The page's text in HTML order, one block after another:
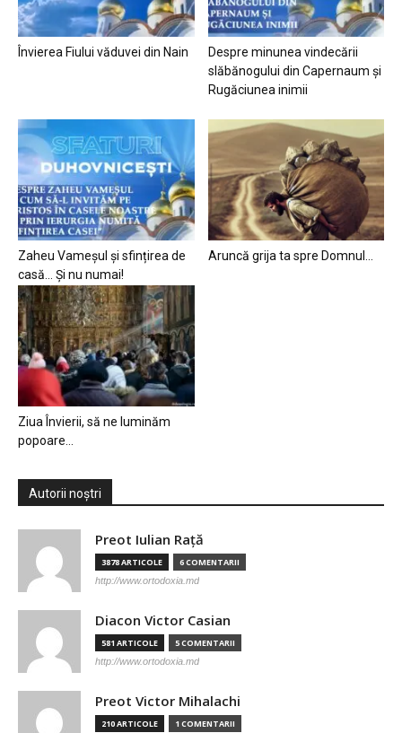
Învierea Fiului văduvei din Nain
Despre minunea vindecării
slăbănogului din Capernaum și
Rugăciunea inimii
Zaheu Vameșul și sfințirea de
casă… Și nu numai!
Aruncă grija ta spre Domnul…
Ziua Învierii, să ne luminăm
popoare…
Autorii noștri
Preot Iulian Raţă
3878 ARTICOLE 6 COMENTARII
http://www.ortodoxia.md
Diacon Victor Casian
581 ARTICOLE 5 COMENTARII
http://www.ortodoxia.md
Preot Victor Mihalachi
210 ARTICOLE 1 COMENTARII